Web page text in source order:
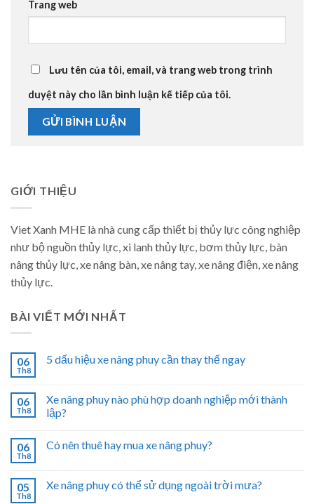
Trang web
Lưu tên của tôi, email, và trang web trong trình
duyệt này cho lần bình luận kế tiếp của tôi.
GIỚI THIỆU
Viet Xanh MHE là nhà cung cấp thiết bị thủy lực công nghiệp
như bộ nguồn thủy lực, xi lanh thủy lực, bơm thủy lực, bàn
nâng thủy lực, xe nâng bàn, xe nâng tay, xe nâng điện, xe nâng
thủy lực.
BÀI VIẾT MỚI NHẤT
06
Th8
5 dấu hiệu xe nâng phuy cần thay thế ngay
06
Th8
Xe nâng phuy nào phù hợp doanh nghiệp mới thành
lập?
06
Th8
Có nên thuê hay mua xe nâng phuy?
05
Th8
Xe nâng phuy có thể sử dụng ngoài trời mưa?